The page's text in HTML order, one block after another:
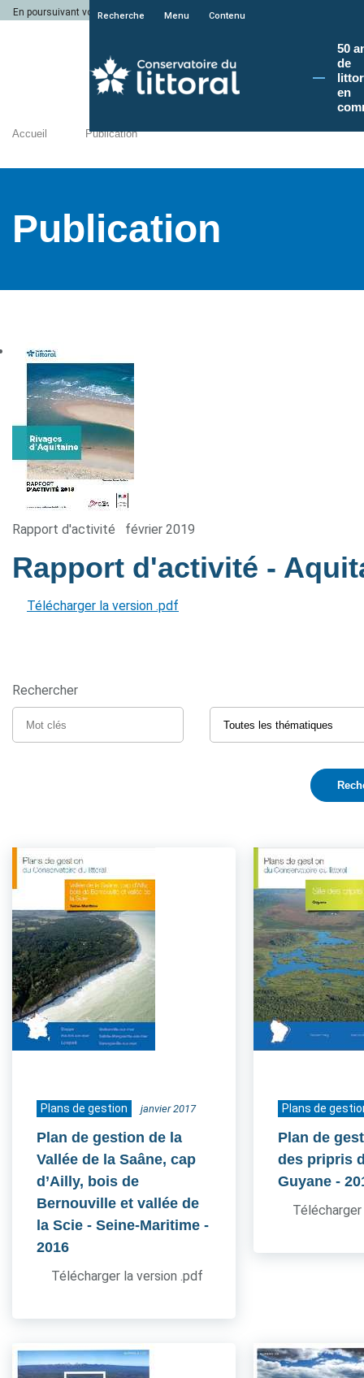
En poursuivant votre navigation sur le site du Conservatoire du littoral, vous
Recherche Menu Contenu
50
de
en
Accueil Publication
Publication
Rapport d'activité février 2019
Rapport d'activité -
Télécharger la version .pdf
Rechercher
Plans de gestion janvier 2017
Plan de gestion de la
Vallée de la Saâne, cap
d’Ailly, bois de
Bernouville et vallée de
la Scie - Seine-Maritime -
2016
Télécharger la version .pdf
Plans de
Plan de
des pripris
Guyane -